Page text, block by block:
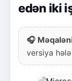
edən iki
🎧
versiya hələ